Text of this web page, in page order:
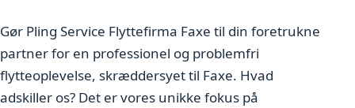
Gør Pling Service Flyttefirma Faxe til din foretrukne
partner for en professionel og problemfri
flytteoplevelse, skræddersyet til Faxe. Hvad
adskiller os? Det er vores unikke fokus på